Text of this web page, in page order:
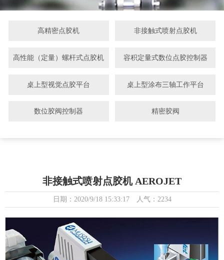
高精密点胶机 非接触式喷射点胶机
高性能（定量）螺杆式点胶机 容积定量式数位点胶控制器
桌上型视觉点胶平台 桌上型涂布三轴工作平台
数位胶阀控制器 精密胶阀
非接触式喷射点胶机 AEROJET
日期：2020/9/18 15:33:17 人气：2234